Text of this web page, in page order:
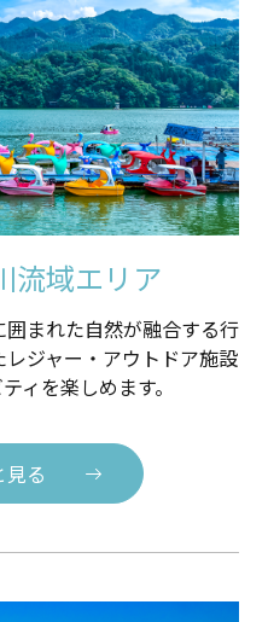
流域エリア
まれた自然が融合する行
ジャー・アウトドア施設
ィを楽しめます。
見る